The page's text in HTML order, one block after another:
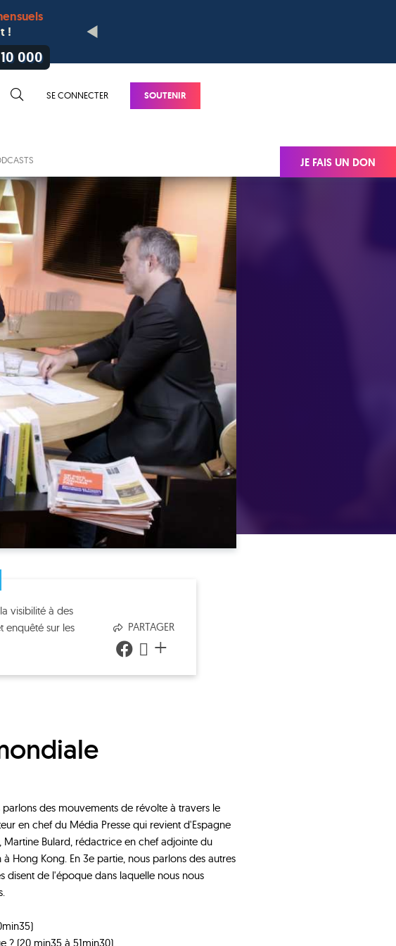
!
10 000
SE CONNECTER SOUTENIR
JE FAIS UN DON
visibilité à des
enquêté sur les
PARTAGER
+
des mouvements de révolte à travers le
en chef du Média Presse qui revient d'Espagne
Bulard, rédactrice en chef adjointe du
Hong Kong. En 3e partie, nous parlons des autres
disent de l'époque dans laquelle nous nous
? (20 min35 à 51min30)